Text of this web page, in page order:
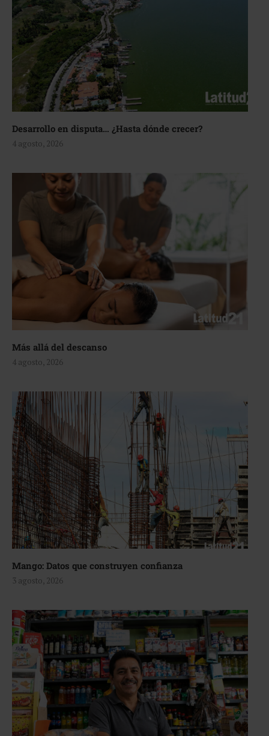
Desarrollo en disputa… ¿Hasta dónde crecer?
4 agosto, 2026
Más allá del descanso
4 agosto, 2026
Mango: Datos que construyen confianza
3 agosto, 2026